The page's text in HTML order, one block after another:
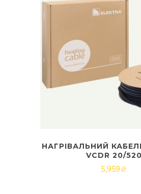
НАГРІВАЛЬНИЙ
VCDR 20/520
5,959₴